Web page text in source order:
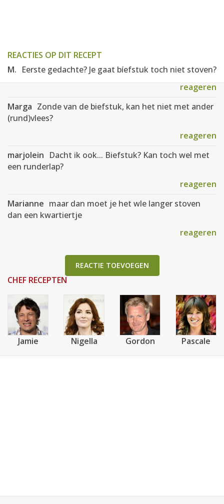
REACTIES OP DIT RECEPT
M. Eerste gedachte? Je gaat bíefstuk toch niet stoven?
reageren
Marga Zonde van de biefstuk, kan het niet met ander
(rund)vlees?
reageren
marjolein Dacht ik ook... Biefstuk? Kan toch wel met
een runderlap?
reageren
Marianne maar dan moet je het wle langer stoven
dan een kwartiertje
reageren
REACTIE TOEVOEGEN
CHEF RECEPTEN
Jamie Nigella Gordon Pascale